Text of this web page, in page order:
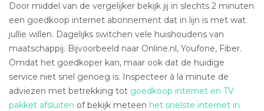
Door middel van de vergelijker bekijk jij in slechts 2 minuten
een goedkoop internet abonnement dat in lijn is met wat
jullie willen. Dagelijks switchen vele huishoudens van
maatschappij. Bijvoorbeeld naar Online.nl, Youfone, Fiber.
Omdat het goedkoper kan, maar ook dat de huidige
service niet snel genoeg is. Inspecteer à la minute de
adviezen met betrekking tot goedkoop internet en TV
pakket afsluiten of bekijk meteen het snelste internet in